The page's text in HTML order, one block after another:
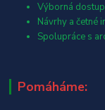
Výborná
Návrhy a četné
Spolupráce s
Pomáháme: